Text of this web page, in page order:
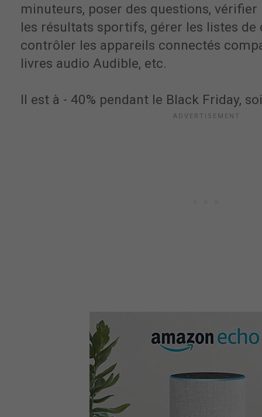
minuteurs, poser des questions,
les résultats sportifs, gérer les listes de
contrôler les appareils connectés
livres audio Audible, etc.
Il est à - 40% pendant le Black Friday,